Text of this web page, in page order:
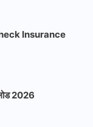
Insurance
2026